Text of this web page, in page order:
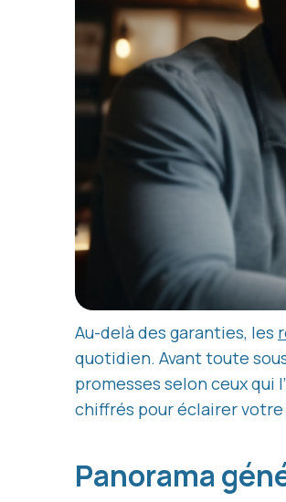
Au-delà des garanties, les
quotidien. Avant toute
promesses selon ceux qui
chiffrés pour éclairer votre
Panorama